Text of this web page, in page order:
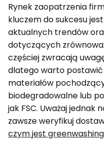
Rynek zaopatrzenia
kluczem do sukcesu
aktualnych trendów
dotyczących
częściej zwracają
dlatego warto
materiałów
biodegradowalne lub
jak FSC. Uważaj jednak
zawsze weryfikuj
czym jest